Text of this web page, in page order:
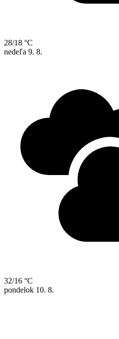
28/18 °C
nedeľa 9. 8.
32/16 °C
pondelok 10. 8.